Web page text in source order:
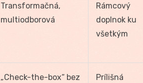
Transformačná,
multiodborová
Rámcový
doplnok ku
všetkým
„Check-the-box“ bez
Prílišná